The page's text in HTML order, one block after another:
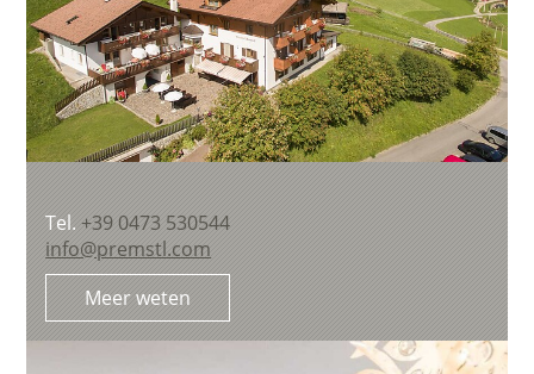
Tel.+39 0473 530544
info@premstl.com
Meer weten